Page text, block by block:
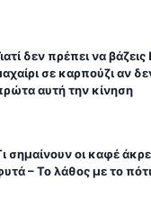
δεν πρέπει να
σε καρπούζι αν
αυτή την κίνηση
σημαίνουν οι καφέ
– Το λάθος με το